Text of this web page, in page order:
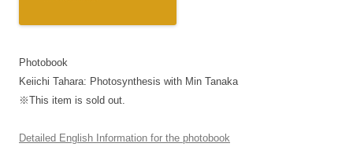
Photobook
Keiichi Tahara: Photosynthesis with Min Tanaka
※This item is sold out.
Detailed English Information for the photobook